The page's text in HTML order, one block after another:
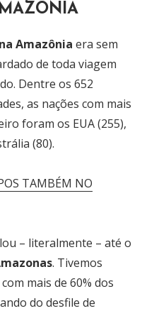
Amazônia era sem
de toda viagem
Dentre os 652
as nações com mais
foram os EUA (255),
(80).
TAMBÉM NO
– literalmente – até o
. Tivemos
mais de 60% dos
do desfile de